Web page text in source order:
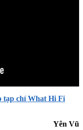
tạp chí What Hi Fi
Yên Vũ